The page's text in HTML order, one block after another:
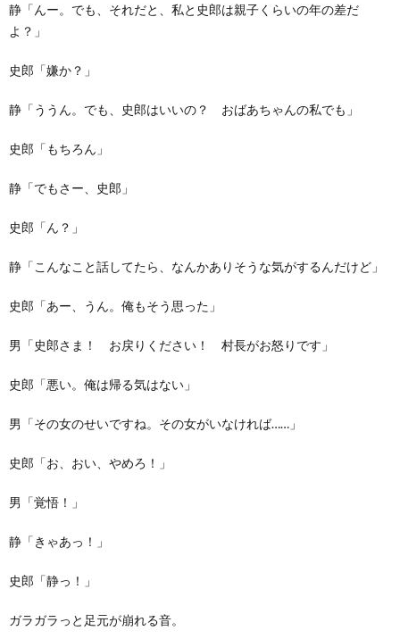
静「んー。でも、それだと、私と史郎は親子くらいの年の差だ
よ？」
史郎「嫌か？」
静「ううん。でも、史郎はいいの？ おばあちゃんの私でも」
史郎「もちろん」
静「でもさー、史郎」
史郎「ん？」
静「こんなこと話してたら、なんかありそうな気がするんだけど」
史郎「あー、うん。俺もそう思った」
男「史郎さま！ お戻りください！ 村長がお怒りです」
史郎「悪い。俺は帰る気はない」
男「その女のせいですね。その女がいなければ……」
史郎「お、おい、やめろ！」
男「覚悟！」
静「きゃあっ！」
史郎「静っ！」
ガラガラっと足元が崩れる音。